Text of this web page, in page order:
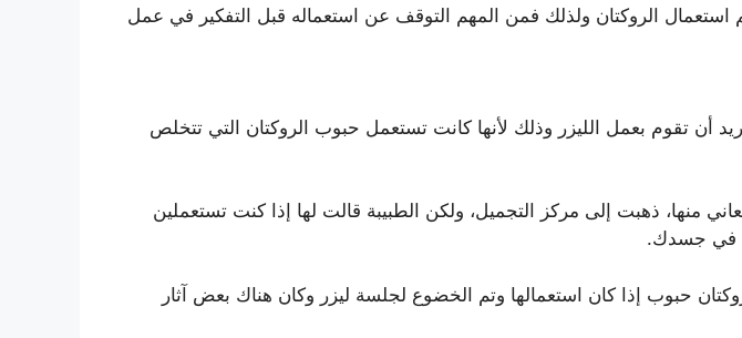
الروكتان ولذلك فمن المهم التوقف عن استعماله قبل التفكير في عمل
أن تقوم بعمل الليزر وذلك لأنها كانت تستعمل حبوب الروكتان التي تتخلص
منها، ذهبت إلى مركز التجميل، ولكن الطبيبة قالت لها إذا كنت تستعملين
في جسدك.
حبوب إذا كان استعمالها وتم الخضوع لجلسة ليزر وكان هناك بعض آثار